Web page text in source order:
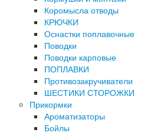
Коромысла отводы
КРЮЧКИ
Оснастки поплавочные
Поводки
Поводки карповые
ПОПЛАВКИ
Противозакручиватели
ШЕСТИКИ СТОРОЖКИ
Прикормки
Ароматизаторы
Бойлы